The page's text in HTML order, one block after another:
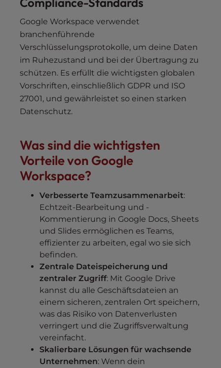
Google Workspace verwendet
branchenführende
Verschlüsselungsprotokolle, um deine Daten
im Ruhezustand und bei der Übertragung zu
schützen. Es erfüllt die wichtigsten globalen
Vorschriften, einschließlich GDPR und ISO
27001, und gewährleistet so einen starken
Datenschutz.
Was sind die wichtigsten
Vorteile von Google
Workspace?
Verbesserte Teamzusammenarbeit:
Echtzeit-Bearbeitung und -
Kommentierung in Google Docs, Sheets
und Slides ermöglichen es Teams,
effizienter zu arbeiten, egal wo sie sich
befinden.
Zentrale Dateispeicherung und
zentraler Zugriff: Mit Google Drive
kannst du alle Geschäftsdateien an
einem sicheren, zentralen Ort speichern,
was das Risiko von Datenverlusten
verringert und die Zugriffsverwaltung
vereinfacht.
Skalierbare Lösungen für wachsende
Unternehmen: Wenn dein